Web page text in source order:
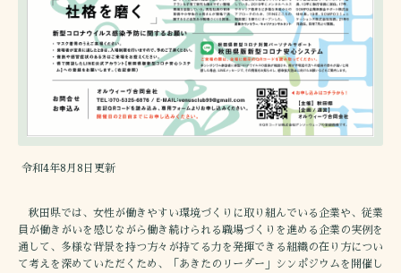
令和4年8月8日更新
秋田県では、女性が働きやすい環境づくりに取り組んでいる企業や、従業
員が働きがいを感じながら働き続けられる職場づくりを進める企業の実例を
通して、多様な背景を持つ方々が持てる力を発揮できる組織の在り方につい
て考えを深めていただくため、「あきたのリーダー」シンポジウムを開催し